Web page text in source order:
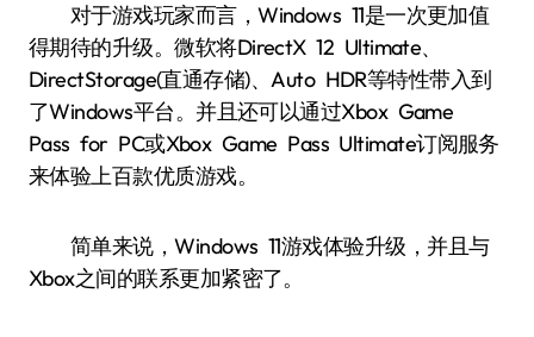
对于游戏玩家而言，Windows 11是一次更加值
得期待的升级。微软将DirectX 12 Ultimate、
DirectStorage(直通存储)、Auto HDR等特性带入到
了Windows平台。并且还可以通过Xbox Game
Pass for PC或Xbox Game Pass Ultimate订阅服务
来体验上百款优质游戏。
简单来说，Windows 11游戏体验升级，并且与
Xbox之间的联系更加紧密了。